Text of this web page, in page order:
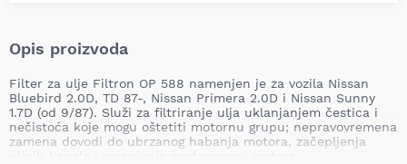
Opis proizvoda
Filter za ulje Filtron OP 588 namenjen je za vozila Nissan
Bluebird 2.0D, TD 87-, Nissan Primera 2.0D i Nissan Sunny
1.7D (od 9/87). Služi za filtriranje ulja uklanjanjem čestica i
nečistoća koje mogu oštetiti motornu grupu; nepravovremena
zamena dovodi do ubrzanog habanja motora, začepljenja
uljnih kanala i smanjenja performansi motora.